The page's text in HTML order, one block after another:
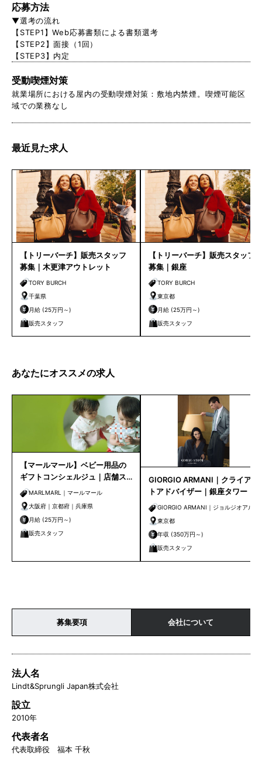
応募方法
▼選考の流れ
【STEP1】Web応募書類による書類選考
【STEP2】面接（1回）
【STEP3】内定
受動喫煙対策
就業場所における屋内の受動喫煙対策：敷地内禁煙。喫煙可能区
域での業務なし
最近見た求人
【トリーバーチ】販売スタッフ
募集｜木更津アウトレット
TORY BURCH
千葉県
月給 (25万円～)
販売スタッフ
【トリーバーチ】販売スタッフ
募集｜銀座
TORY BURCH
東京都
月給 (25万円～)
販売スタッフ
あなたにオススメの求人
【マールマール】ベビー用品の
ギフトコンシェルジュ｜店舗ス
タッフ
MARLMARL｜マールマール
大阪府｜京都府｜兵庫県
月給 (25万円～)
販売スタッフ
GIORGIO ARMANI｜クライアン
トアドバイザー｜銀座タワー
GIORGIO ARMANI｜ジョルジオアルマ
ーニ
東京都
年収 (350万円～)
販売スタッフ
募集要項 会社について
法人名
Lindt&Sprungli Japan株式会社
設立
2010年
代表者名
代表取締役 福本 千秋